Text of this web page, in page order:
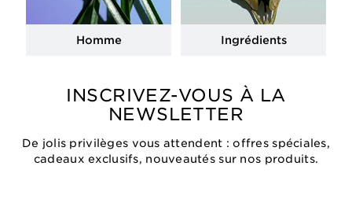
Homme Ingrédients
INSCRIVEZ-VOUS À LA
NEWSLETTER
De jolis privilèges vous attendent : offres spéciales,
cadeaux exclusifs, nouveautés sur nos produits.